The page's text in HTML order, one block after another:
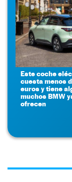
Este coche
cuesta menos
euros y tiene
muchos BMW
ofrecen